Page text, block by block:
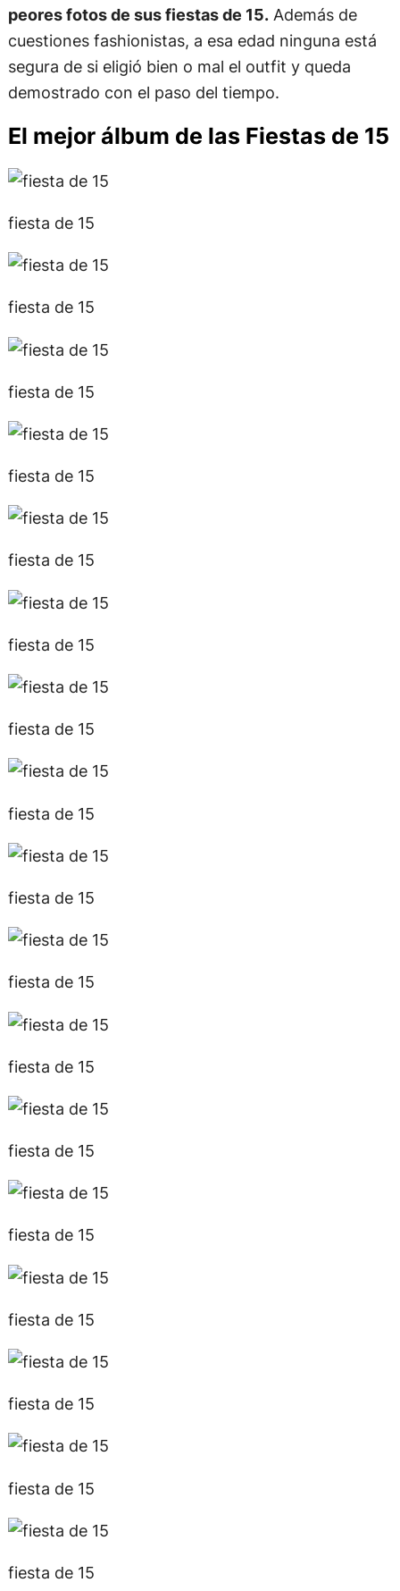
peores fotos de sus fiestas de 15.Además de
cuestiones fashionistas, a esa edad ninguna está
segura de si eligió bien o mal el outfit y queda
demostrado con el paso del tiempo.
El mejor álbum de las Fiestas de 15
fiesta de 15
fiesta de 15
fiesta de 15
fiesta de 15
fiesta de 15
fiesta de 15
fiesta de 15
fiesta de 15
fiesta de 15
fiesta de 15
fiesta de 15
fiesta de 15
fiesta de 15
fiesta de 15
fiesta de 15
fiesta de 15
fiesta de 15